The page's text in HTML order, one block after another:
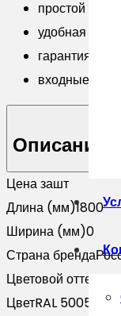
простой
удобная
гарантия до
входные
Описание
Цена зашт
Длина (мм)1800
Ширина (мм)0
Страна бренда
Цветовой оттенок
ЦветRAL 5005